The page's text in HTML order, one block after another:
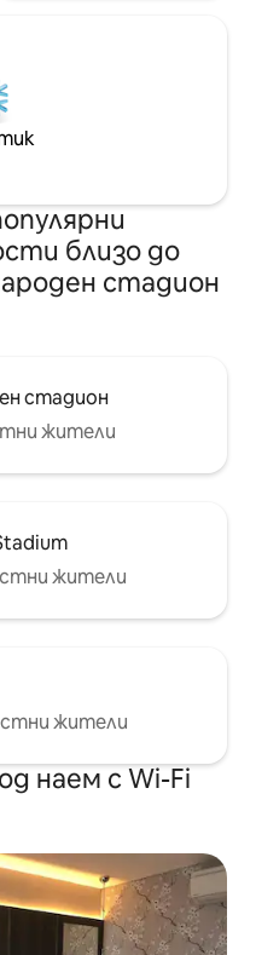
близо до
стадион
стадион
жители
жители
жители
наем с Wi-Fi